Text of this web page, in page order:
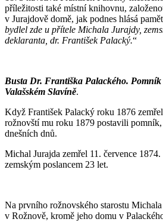
příležitosti také místní knihovnu,
v Jurajdově domě, jak podnes hlásá
bydlel zde u přítele Michala Jurajdy,
deklaranta, dr. František Palacký.“
Busta Dr. Františka Palackého.
Valašském Slavíně.
Když František Palacký roku 1876
rožnovští mu roku 1879 postavili pomník,
dnešních dnů.
Michal Jurajda zemřel 11. července
zemským poslancem 23 let.
Na prvního rožnovského starostu
v Rožnově, kromě jeho domu v